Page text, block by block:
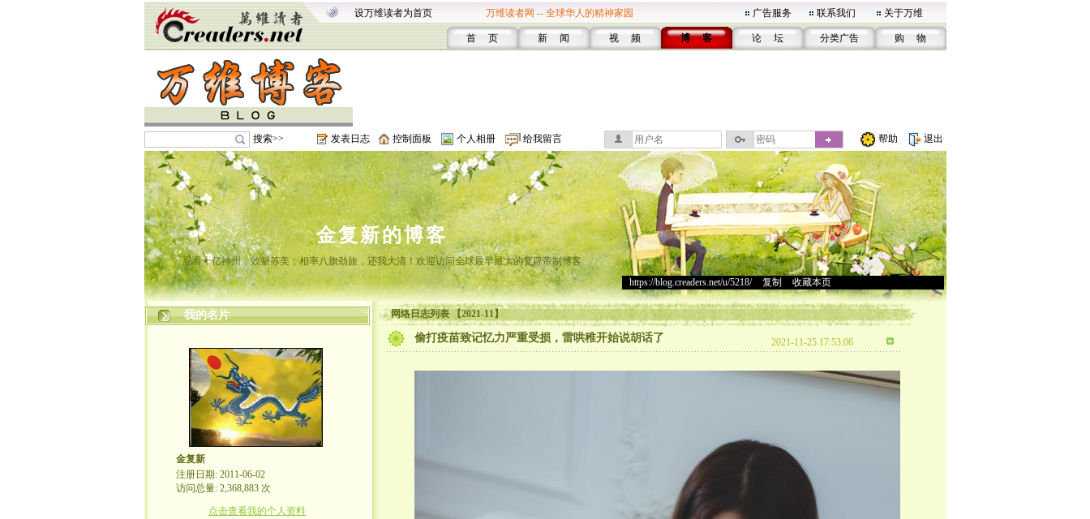
设万维读者为首页 万维读者网 -- 全球华人的精神家园 广告服务 联系我们 关于万维
首 页 新 闻 视 频 博 客 论 坛 分类广告 购 物
搜索>> 发表日志 控制面板 个人相册 给我留言 帮助 退出
金复新的博客
忍看十亿神州，效颦苏美；相率八旗劲旅，还我大清！欢迎访问全球最早最大的复辟帝制博客
https://blog.creaders.net/u/5218/> 复制 收藏本页
我的名片
金复新
注册日期: 2011-06-02
访问总量: 2,368,883 次
点击查看我的个人资料
网络日志列表 【2021-11】
偷打疫苗致记忆力严重受损，雷哄稚开始说胡话了 2021-11-25 17:53:06